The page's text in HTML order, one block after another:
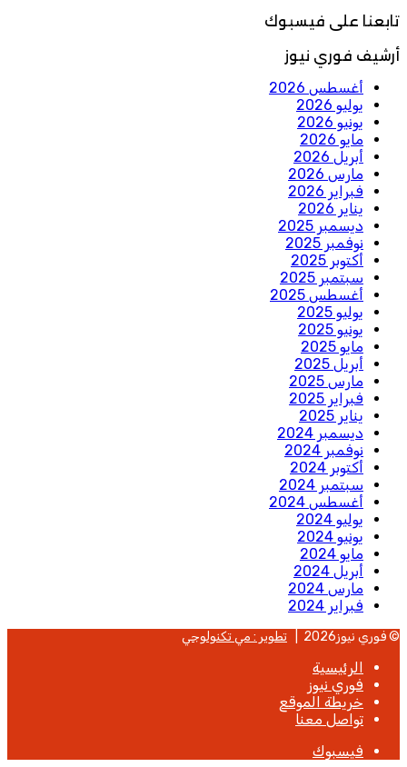
تابعنا على فيسبوك
أرشيف فوري نيوز
أغسطس 2026
يوليو 2026
يونيو 2026
مايو 2026
أبريل 2026
مارس 2026
فبراير 2026
يناير 2026
ديسمبر 2025
نوفمبر 2025
أكتوبر 2025
سبتمبر 2025
أغسطس 2025
يوليو 2025
يونيو 2025
مايو 2025
أبريل 2025
مارس 2025
فبراير 2025
يناير 2025
ديسمبر 2024
نوفمبر 2024
أكتوبر 2024
سبتمبر 2024
أغسطس 2024
يوليو 2024
يونيو 2024
مايو 2024
أبريل 2024
مارس 2024
فبراير 2024
© فوري نيوز2026 | تطوير : مي تكنولوجي
الرئيسية
فوري نيوز
خريطة الموقع
تواصل معنا
فيسبوك